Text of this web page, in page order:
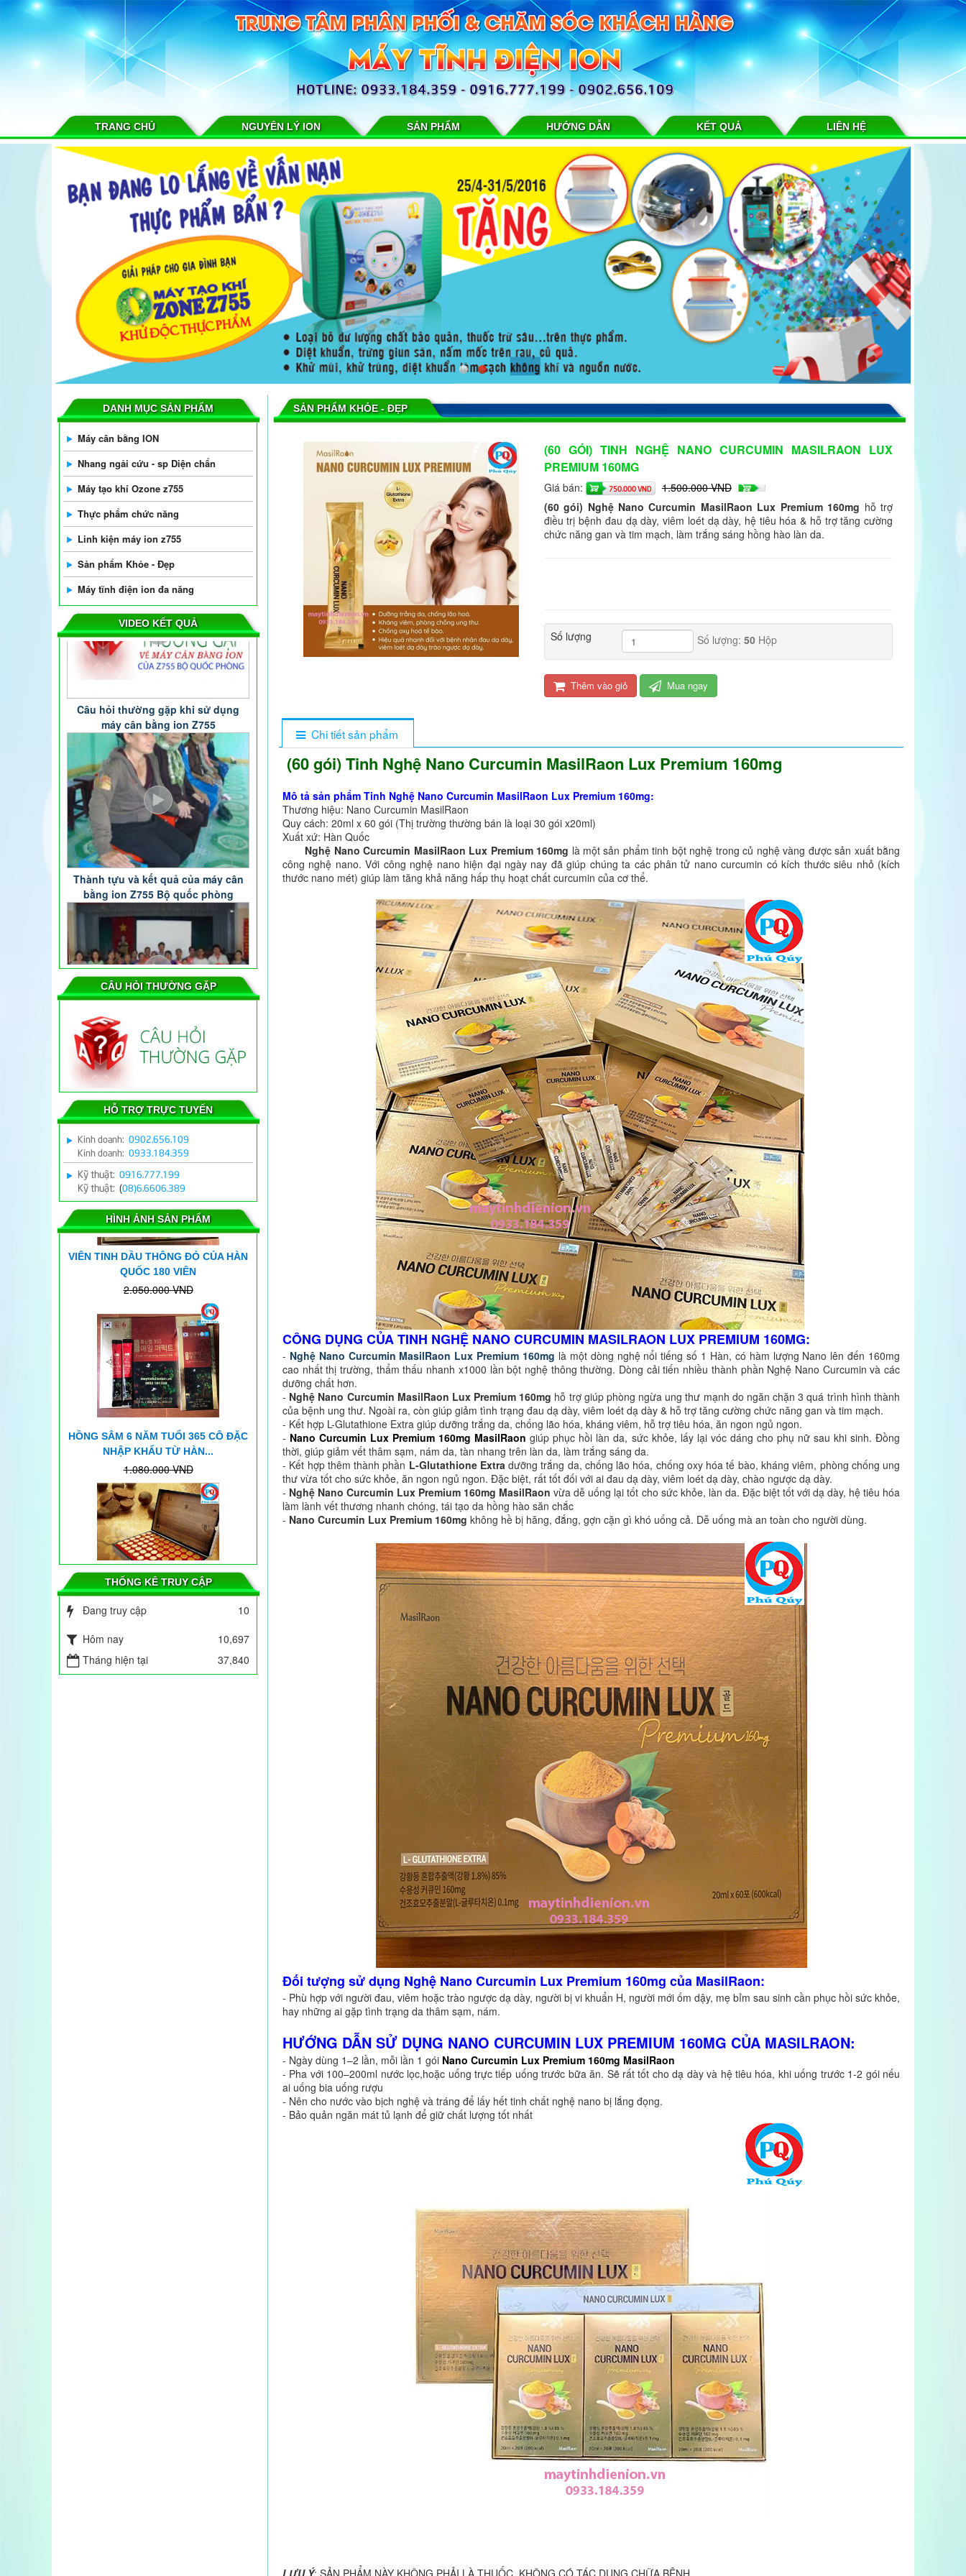
TRANG CHỦ NGUYÊN LÝ ION SẢN PHẨM HƯỚNG DẪN KẾT QUẢ LIÊN HỆ
SẢN PHẨM KHỎE - ĐẸP
(60 GÓI) TINH NGHỆ NANO CURCUMIN MASILRAON LUX
PREMIUM 160MG
Giá bán: 750.000 VND
1.500.000 VND
(60 gói) Nghệ Nano Curcumin MasilRaon Lux Premium 160mg hỗ trợ
điều trị bệnh đau dạ dày, viêm loét dạ dày, hệ tiêu hóa & hỗ trợ tăng cường
chức năng gan và tim mạch, làm trắng sáng hồng hào làn da.
Số lượng Số lượng:50 Hộp
Thêm vào giỏ Mua ngay
Chi tiết sản phẩm
(60 gói) Tinh Nghệ Nano Curcumin MasilRaon Lux Premium 160mg
Mô tả sản phẩm Tinh Nghệ Nano Curcumin MasilRaon Lux Premium 160mg:
Thương hiệu: Nano Curcumin MasilRaon
Quy cách: 20ml x 60 gói (Thị trường thường bán là loại 30 gói x20ml)
Xuất xứ: Hàn Quốc
Nghệ Nano Curcumin MasilRaon Lux Premium 160mg là một sản phẩm tinh bột nghệ trong củ nghệ vàng được sản xuất bằng
công nghệ nano. Với công nghệ nano hiện đại ngày nay đã giúp chúng ta các phân tử nano curcumin có kích thước siêu nhỏ (kích
thước nano mét) giúp làm tăng khả năng hấp thụ hoạt chất curcumin của cơ thể.
CÔNG DỤNG CỦA TINH NGHỆ NANO CURCUMIN MASILRAON LUX PREMIUM 160MG:
- Nghệ Nano Curcumin MasilRaon Lux Premium 160mg là một dòng nghệ nổi tiếng số 1 Hàn, có hàm lượng Nano lên đến 160mg
cao nhất thị trường, thẩm thấu nhanh x1000 lần bột nghệ thông thường. Dòng cải tiến nhiều thành phần Nghệ Nano Curcumin và các
dưỡng chất hơn.
- Nghệ Nano Curcumin MasilRaon Lux Premium 160mg hỗ trợ giúp phòng ngừa ung thư mạnh do ngăn chặn 3 quá trình hình thành
của bệnh ung thư. Ngoài ra, còn giúp giảm tình trạng đau dạ dày, viêm loét dạ dày & hỗ trợ tăng cường chức năng gan và tim mạch.
- Kết hợp L-Glutathione Extra giúp dưỡng trắng da, chống lão hóa, kháng viêm, hỗ trợ tiêu hóa, ăn ngon ngủ ngon.
- Nano Curcumin Lux Premium 160mg MasilRaon giúp phục hồi làn da, sức khỏe, lấy lại vóc dáng cho phụ nữ sau khi sinh. Đồng
thời, giúp giảm vết thâm sạm, nám da, tàn nhang trên làn da, làm trắng sáng da.
- Kết hợp thêm thành phần L-Glutathione Extradưỡng trắng da, chống lão hóa, chống oxy hóa tế bào, kháng viêm, phòng chống ung
thư vừa tốt cho sức khỏe, ăn ngon ngủ ngon. Đặc biệt, rất tốt đối với ai đau dạ dày, viêm loét dạ dày, chào ngược dạ dày.
- Nghệ Nano Curcumin Lux Premium 160mg MasilRaonvừa dễ uống lại tốt cho sức khỏe, làn da. Đặc biệt tốt với dạ dày, hệ tiêu hóa
làm lành vết thương nhanh chóng, tái tạo da hồng hào săn chắc
- Nano Curcumin Lux Premium 160mg không hề bị hăng, đắng, gợn cặn gì khó uống cả. Dễ uống mà an toàn cho người dùng.
Đối tượng sử dụng Nghệ Nano Curcumin Lux Premium 160mg của MasilRaon:
- Phù hợp với người đau, viêm hoặc trào ngược dạ dày, người bị vi khuẩn H, người mới ốm dậy, mẹ bỉm sau sinh cần phục hồi sức khỏe,
hay những ai gặp tình trạng da thâm sạm, nám.
HƯỚNG DẪN SỬ DỤNG NANO CURCUMIN LUX PREMIUM 160MG CỦA MASILRAON:
- Ngày dùng 1–2 lần, mỗi lần 1 gói Nano Curcumin Lux Premium 160mg MasilRaon
- Pha với 100–200ml nước lọc,hoặc uống trực tiếp uống trước bữa ăn. Sẽ rất tốt cho dạ dày và hệ tiêu hóa, khi uống trước 1-2 gói nếu
ai uống bia uống rượu
- Nên cho nước vào bịch nghệ và tráng để lấy hết tinh chất nghệ nano bị lắng đọng.
- Bảo quản ngăn mát tủ lạnh để giữ chất lượng tốt nhất
LƯU Ý: SẢN PHẨM NÀY KHÔNG PHẢI LÀ THUỐC, KHÔNG CÓ TÁC DỤNG CHỮA BỆNH.
DANH MỤC SẢN PHẨM
Máy cân bằng ION
Nhang ngải cứu - sp Diện chẩn
Máy tạo khí Ozone z755
Thực phẩm chức năng
Linh kiện máy ion z755
Sản phẩm Khỏe - Đẹp
Máy tĩnh điện ion đa năng
VIDEO KẾT QUẢ
máy cân bằng ion Z755
Thành tựu và kết quả của máy cân
bằng ion Z755 Bộ quốc phòng
Máy cân bằng ion Z755 chữa bệnh
cho Bác sĩ
Kết quả của bé trai 12 tuổi bại não
khi sử dụng máy tĩnh điện ion
Kết quả sử dụng máy tĩnh điện ION
ở quận Bình Thạnh TP.HCM
Hỗ trợ phục hồi di chứng sau tai
biến bằng máy Tĩnh Điện ION cực kỳ
tốt
CÂU HỎI THƯỜNG GẶP
HỖ TRỢ TRỰC TUYẾN
Kinh doanh: 0902.656.109
Kinh doanh: 0933.184.359
Kỹ thuật: 0916.777.199
Kỹ thuật: (08)6.6606.389
HÌNH ẢNH SẢN PHẨM
VIÊN TINH DẦU THÔNG ĐỎ CỦA HÀN
QUỐC 180 VIÊN
2.050.000 VND
1.350.000 VND 700.000 VND
HỒNG SÂM 6 NĂM TUỔI 365 CÔ ĐẶC
NHẬP KHẨU TỪ HÀN...
1.080.000 VND
594.000 VND 45%
AN CUNG NGƯU HOÀNG HOÀN CỦA
SAMSUNG HÀN QUỐC HỘP...
1.650.000 VND
THỐNG KÊ TRUY CẬP
Đang truy cập
10
Hôm nay
10,697
Tháng hiện tại
37,840